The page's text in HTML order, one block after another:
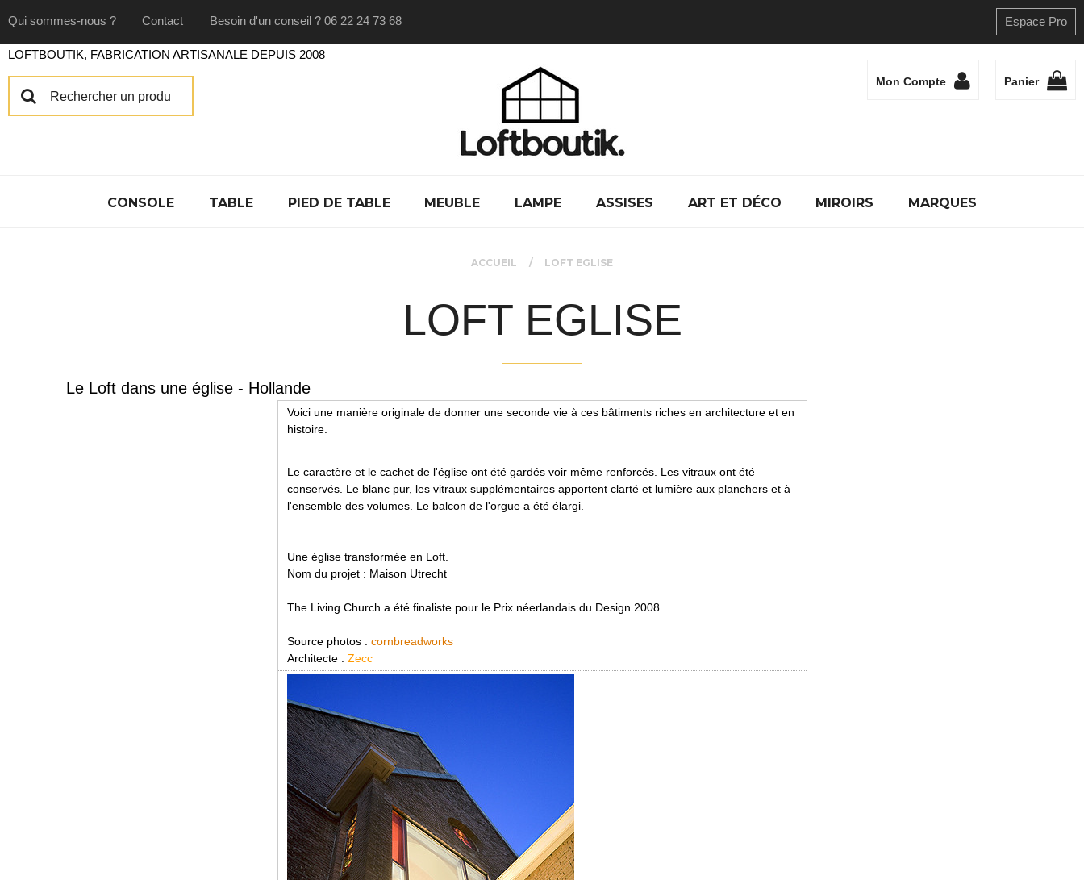
Qui sommes-nous ? Contact Besoin d'un conseil ? 06 22 24 73 68 Espace Pro
Mon Compte Panier
CONSOLE TABLE PIED DE TABLE MEUBLE LAMPE ASSISES ART ET DÉCO MIROIRS MARQUES
ACCUEIL LOFT EGLISE
LOFT EGLISE
Le Loft dans une église - Hollande
Voici une manière originale de donner une seconde vie à ces bâtiments riches en architecture et en
histoire.
Le caractère et le cachet de l'église ont été gardés voir même renforcés. Les vitraux ont été
conservés. Le blanc pur, les vitraux supplémentaires apportent clarté et lumière aux planchers et à
l'ensemble des volumes. Le balcon de l'orgue a été élargi.
Une église transformée en Loft.
Nom du projet : Maison Utrecht
The Living Church a été finaliste pour le Prix néerlandais du Design 2008
Source photos : cornbreadworks
Architecte : Zecc
LOFTBOUTIK, FABRICATION ARTISANALE DEPUIS 2008